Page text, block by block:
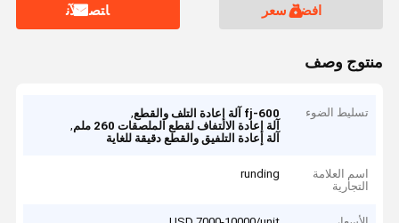
افضل سعر ﺎﺘﺼﻟ ﺍﻶﻧ
منتوج وصف
تسليط الضوء fj-600 آلة إعادة التلف والقطع
,
آلة إعادة الالتفاف لقطع الملصقات 260 ملم
,
آلة إعادة التلفيق والقطع دقيقة للغاية
اسم العلامة
التجارية
runding